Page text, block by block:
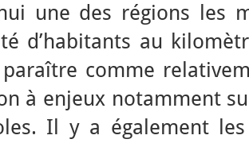
une des régions les
d’habitants au
comme
à enjeux notamment
Il y a également